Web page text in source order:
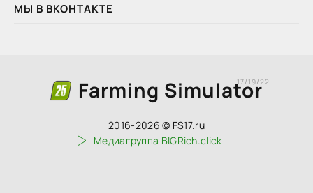
МЫ В ВКОНТАКТЕ
Farming Simulator
17/19/22
2016-2026 © FS17.ru
Медиагруппа BIGRich.click